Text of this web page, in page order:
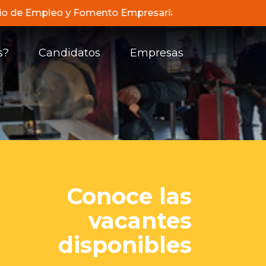
Empleo y Fomento Empresarial de Compensar,
Candidatos Empresas
Conoce las
vacantes
disponibles